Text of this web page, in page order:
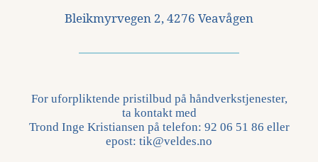
Bleikmyrvegen 2, 4276 Veavågen
For uforpliktende pristilbud på håndverkstjenester,
ta kontakt med
Trond Inge Kristiansen på telefon: 92 06 51 86 eller
epost: tik@veldes.no